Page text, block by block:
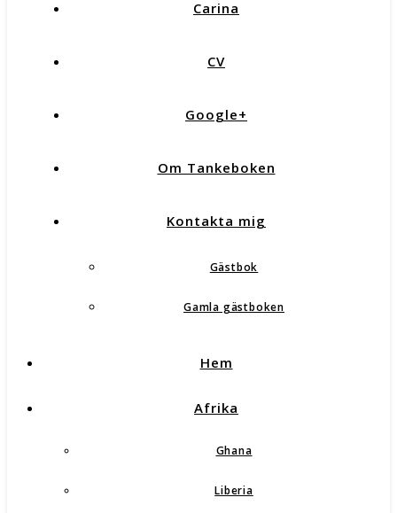
Carina
CV
Google+
Om Tankeboken
Kontakta mig
Gästbok
Gamla gästboken
Hem
Afrika
Ghana
Liberia